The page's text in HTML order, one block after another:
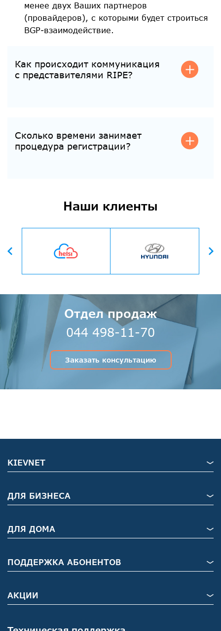
менее двух Ваших партнеров
(провайдеров), с которыми будет строиться
BGP-взаимодействие.
Как происходит коммуникация
с представителями RIPE?
представлять ваши интересы.
Сколько времени занимает
процедура регистрации?
Наши клиенты
Назад
Отдел продаж
044 498-11-70
Заказать консультацию
KIEVNET
ДЛЯ БИЗНЕСА
ДЛЯ ДОМА
ПОДДЕРЖКА АБОНЕНТОВ
АКЦИИ